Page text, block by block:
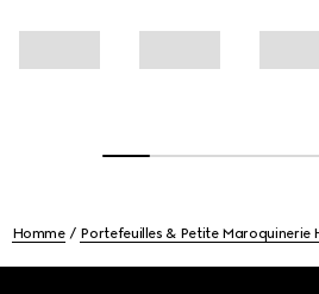
Homme Portefeuilles & Petite Maroquinerie